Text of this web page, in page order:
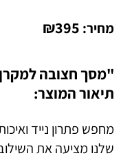
מחיר: ₪395
"מסך חצובה
תיאור המוצר:
מחפש פתרון נייד
שלנו מציעה את